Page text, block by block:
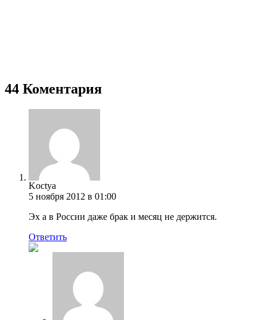
44 Коментария
Koctya
5 ноября 2012 в 01:00
Эх а в России даже брак и месяц не держится.
Ответить